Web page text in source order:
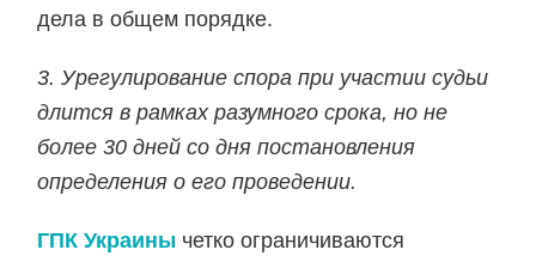
дела в общем порядке.
3. Урегулирование спора при участии судьи
длится в рамках разумного срока, но не
более 30 дней со дня постановления
определения о его проведении.
ГПК Украины четко ограничиваются